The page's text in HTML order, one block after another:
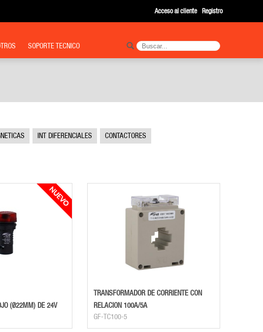
Acceso al cliente Registro
SOPORTE TECNICO
INT DIFERENCIALES CONTACTORES
(Ø22MM) DE 24V
TRANSFORMADOR DE CORRIENTE CON
RELACION 100A/5A
GF-TC100-5